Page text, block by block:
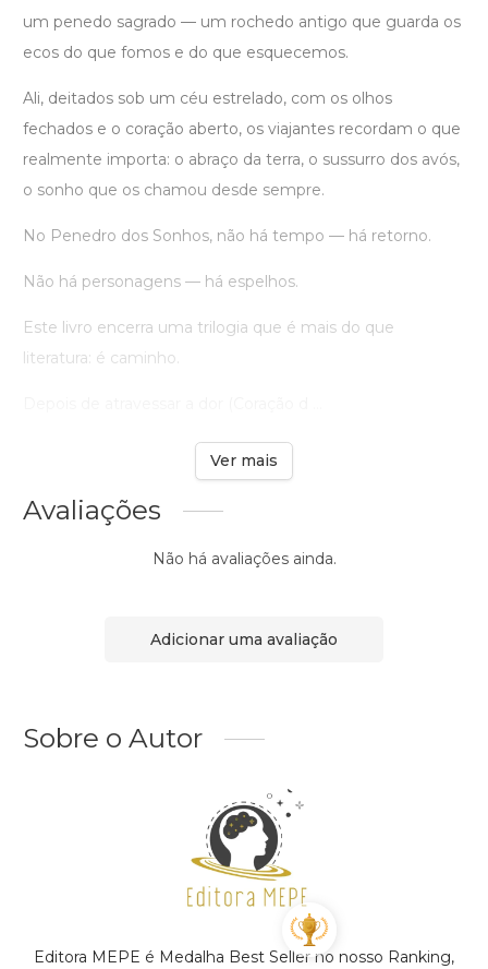
um penedo sagrado — um rochedo antigo que guarda os
ecos do que fomos e do que esquecemos.
Ali, deitados sob um céu estrelado, com os olhos
fechados e o coração aberto, os viajantes recordam o que
realmente importa: o abraço da terra, o sussurro dos avós,
o sonho que os chamou desde sempre.
No Penedro dos Sonhos, não há tempo — há retorno.
Não há personagens — há espelhos.
Este livro encerra uma trilogia que é mais do que
literatura: é caminho.
Ver mais
Avaliações
Não há avaliações ainda.
Adicionar uma avaliação
Sobre o Autor
Editora MEPE é Medalha Best Seller no nosso Ranking,